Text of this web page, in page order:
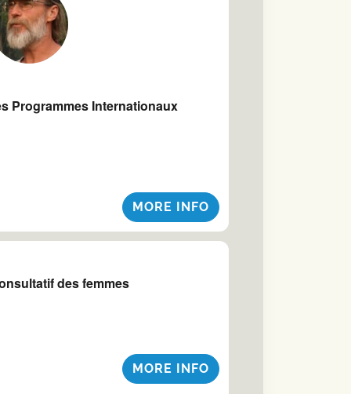
Programmes Internationaux
MORE INFO
des femmes
MORE INFO